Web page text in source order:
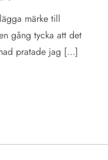
märke till
gång tycka att det
pratade jag […]